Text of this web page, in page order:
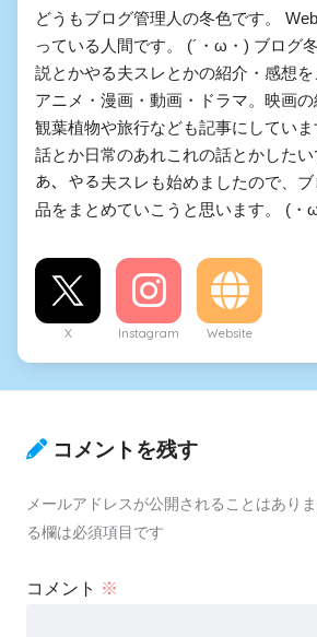
どうもブログ管理人の冬色です。
っている人間です。 (´・ω・) ブログ
説とかやる夫スレとかの紹介・感想
アニメ・漫画・動画・ドラマ。映画
観葉植物や旅行なども記事にしてい
話とか日常のあれこれの話とかした
あ、やる夫スレも始めましたので、
品をまとめていこうと思います。 (・
X Instagram Website
コメントを残す
メールアドレスが公開されることはありま
る欄は必須項目です
コメント ※